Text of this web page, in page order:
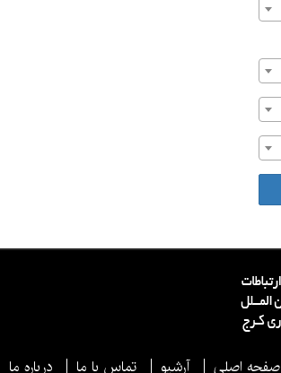
صفحه اصلی آرشیو تماس با ما درباره ما